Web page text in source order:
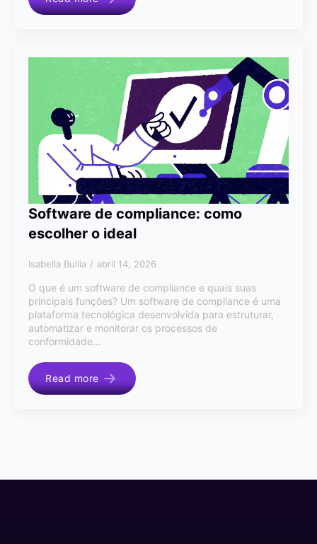
Software de compliance: como
escolher o ideal
Isabella Bullia abril 14, 2026
O que é um software de compliance e quais suas
principais funções? Um software de compliance é uma
plataforma tecnológica desenvolvida para estruturar,
automatizar e monitorar os processos de
conformidade…
Read more